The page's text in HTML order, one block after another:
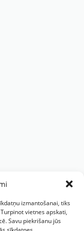
izmantošanai, tiks
vietnes apskati,
Savu piekrišanu jūs